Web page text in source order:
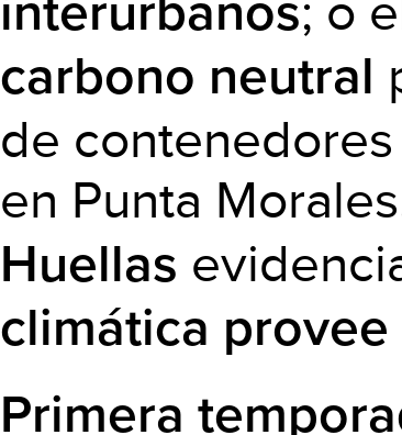
carbono neutral
de
en Punta
Huellas
climática
Primera